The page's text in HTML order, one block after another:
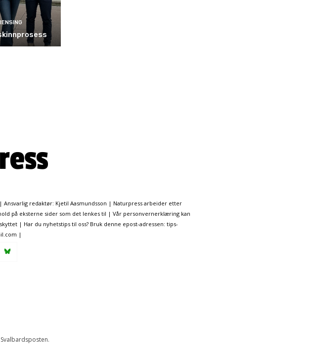
Ansvarlig redaktør: Kjetil Aasmundsson | Naturpress arbeider etter
på eksterne sider som det lenkes til | Vår personvernerklæring kan
| Har du nyhetstips til oss? Bruk denne epost-adressen: tips-
|